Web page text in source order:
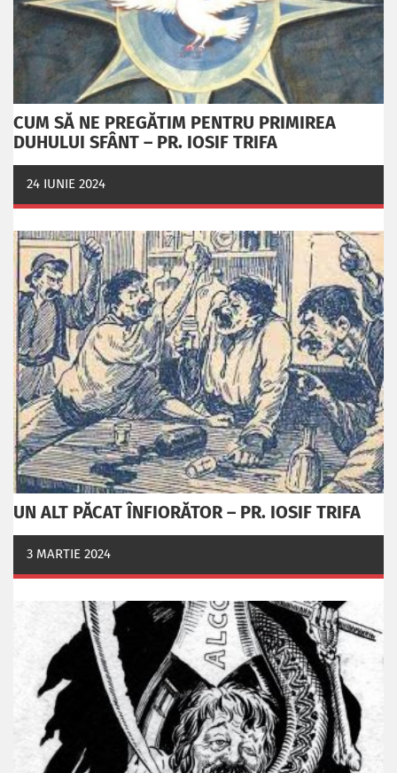
CUM SĂ NE PREGĂTIM PENTRU PRIMIREA
DUHULUI SFÂNT – PR. IOSIF TRIFA
24 IUNIE 2024
UN ALT PĂCAT ÎNFIORĂTOR – PR. IOSIF TRIFA
3 MARTIE 2024